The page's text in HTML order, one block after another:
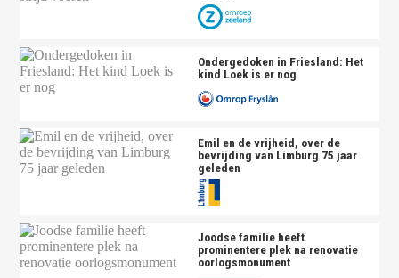
Ondergedoken in Friesland: Het
kind Loek is er nog
Emil en de vrijheid, over de
bevrijding van Limburg 75 jaar
geleden
Joodse familie heeft
prominentere plek na renovatie
oorlogsmonument